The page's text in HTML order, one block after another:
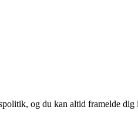
og du kan altid framelde dig